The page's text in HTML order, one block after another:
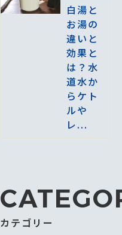
白湯と
お湯の
違いと
効果と
は？水
道水か
らケト
ルや
レ...
カテゴリー